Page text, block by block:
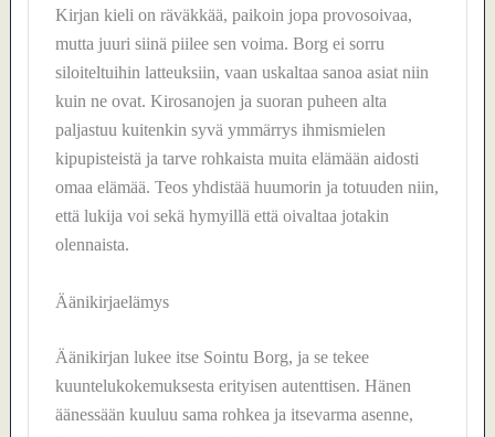
Kirjan kieli on räväkkää, paikoin jopa provosoivaa,
mutta juuri siinä piilee sen voima. Borg ei sorru
siloiteltuihin latteuksiin, vaan uskaltaa sanoa asiat niin
kuin ne ovat. Kirosanojen ja suoran puheen alta
paljastuu kuitenkin syvä ymmärrys ihmismielen
kipupisteistä ja tarve rohkaista muita elämään aidosti
omaa elämää. Teos yhdistää huumorin ja totuuden niin,
että lukija voi sekä hymyillä että oivaltaa jotakin
olennaista.
Äänikirjaelämys
Äänikirjan lukee itse Sointu Borg, ja se tekee
kuuntelukokemuksesta erityisen autenttisen. Hänen
äänessään kuuluu sama rohkea ja itsevarma asenne,